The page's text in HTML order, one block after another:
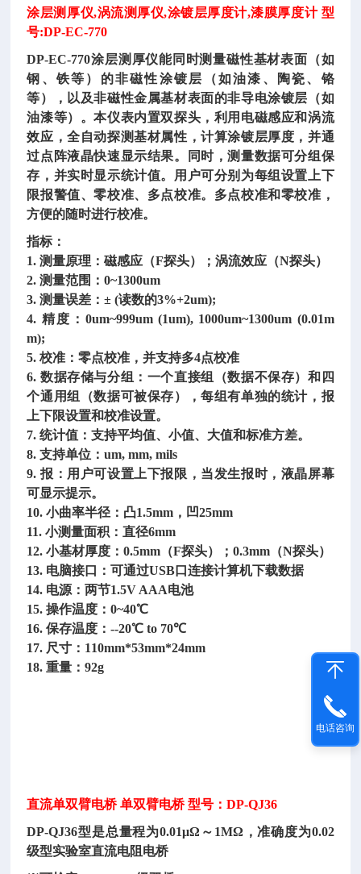
涂层测厚仪,涡流测厚仪,涂镀层厚度计,漆膜厚度计 型
号:DP-EC-770
DP-EC-770涂层测厚仪能同时测量磁性基材表面（如
钢、铁等）的非磁性涂镀层（如油漆、陶瓷、铬
等），以及非磁性金属基材表面的非导电涂镀层（如
油漆等）。本仪表内置双探头，利用电磁感应和涡流
效应，全自动探测基材属性，计算涂镀层厚度，并通
过点阵液晶快速显示结果。同时，测量数据可分组保
存，并实时显示统计值。用户可分别为每组设置上下
限报警值、零校准、多点校准。多点校准和零校准，
方便的随时进行校准。
指标：
1. 测量原理：磁感应（F探头）；涡流效应（N探头）
2. 测量范围：0~1300um
3. 测量误差：± (读数的3%+2um);
4. 精度：0um~999um (1um), 1000um~1300um (0.01m
m);
5. 校准：零点校准，并支持多4点校准
6. 数据存储与分组：一个直接组（数据不保存）和四
个通用组（数据可被保存），每组有单独的统计，报
上下限设置和校准设置。
7. 统计值：支持平均值、小值、大值和标准方差。
8. 支持单位：um, mm, mils
9. 报：用户可设置上下报限，当发生报时，液晶屏幕
可显示提示。
10. 小曲率半径：凸1.5mm，凹25mm
11. 小测量面积：直径6mm
12. 小基材厚度：0.5mm（F探头）；0.3mm（N探头）
13. 电脑接口：可通过USB口连接计算机下载数据
14. 电源：两节1.5V AAA电池
15. 操作温度：0~40℃
16. 保存温度：--20℃ to 70℃
17. 尺寸：110mm*53mm*24mm
18. 重量：92g
直流单双臂电桥 单双臂电桥 型号：DP-QJ36
DP-QJ36型是总量程为0.01μΩ～1MΩ，准确度为0.02
级型实验室直流电阻电桥
电话咨询